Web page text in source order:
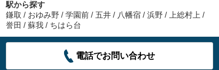
駅から探す
鎌取 / おゆみ野 / 学園前 / 五井 / 八幡宿 / 浜野 / 上総村上 /
誉田 / 蘇我 / ちはら台
電話でお問い合わせ